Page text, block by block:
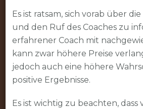
Es ist ratsam, sich vorab über
und den Ruf des Coaches zu
erfahrener Coach mit
kann zwar höhere Preise
jedoch auch eine höhere
positive Ergebnisse.
Es ist wichtig zu beachten, dass